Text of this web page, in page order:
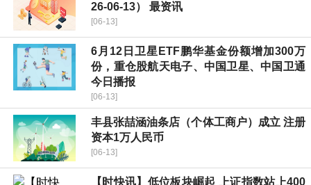
26-06-13） 最资讯
[06-13]
6月12日卫星ETF鹏华基金份额增加300万
份，重仓股航天电子、中国卫星、中国卫通
今日播报
[06-13]
丰县张喆涵油条店（个体工商户）成立 注册
资本1万人民币
[06-13]
【时快讯】低位板块崛起 上证指数站上400